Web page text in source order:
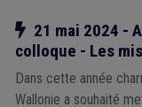
Notre action
21 mai 2024 -
colloque - Les
Dans cette année
Wallonie a souhaité